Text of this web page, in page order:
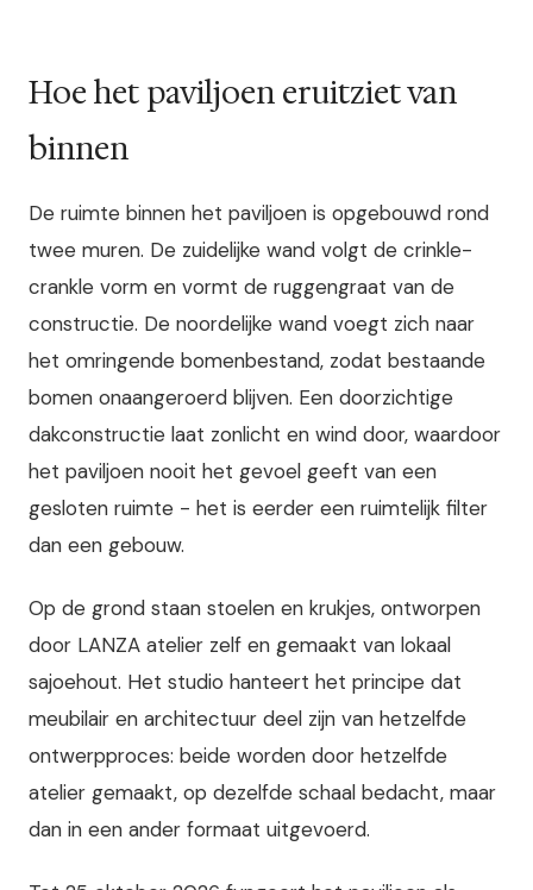
Hoe het paviljoen eruitziet van
binnen
De ruimte binnen het paviljoen is opgebouwd rond
twee muren. De zuidelijke wand volgt de crinkle-
crankle vorm en vormt de ruggengraat van de
constructie. De noordelijke wand voegt zich naar
het omringende bomenbestand, zodat bestaande
bomen onaangeroerd blijven. Een doorzichtige
dakconstructie laat zonlicht en wind door, waardoor
het paviljoen nooit het gevoel geeft van een
gesloten ruimte - het is eerder een ruimtelijk filter
dan een gebouw.
Op de grond staan stoelen en krukjes, ontworpen
door LANZA atelier zelf en gemaakt van lokaal
sajoehout. Het studio hanteert het principe dat
meubilair en architectuur deel zijn van hetzelfde
ontwerpproces: beide worden door hetzelfde
atelier gemaakt, op dezelfde schaal bedacht, maar
dan in een ander formaat uitgevoerd.